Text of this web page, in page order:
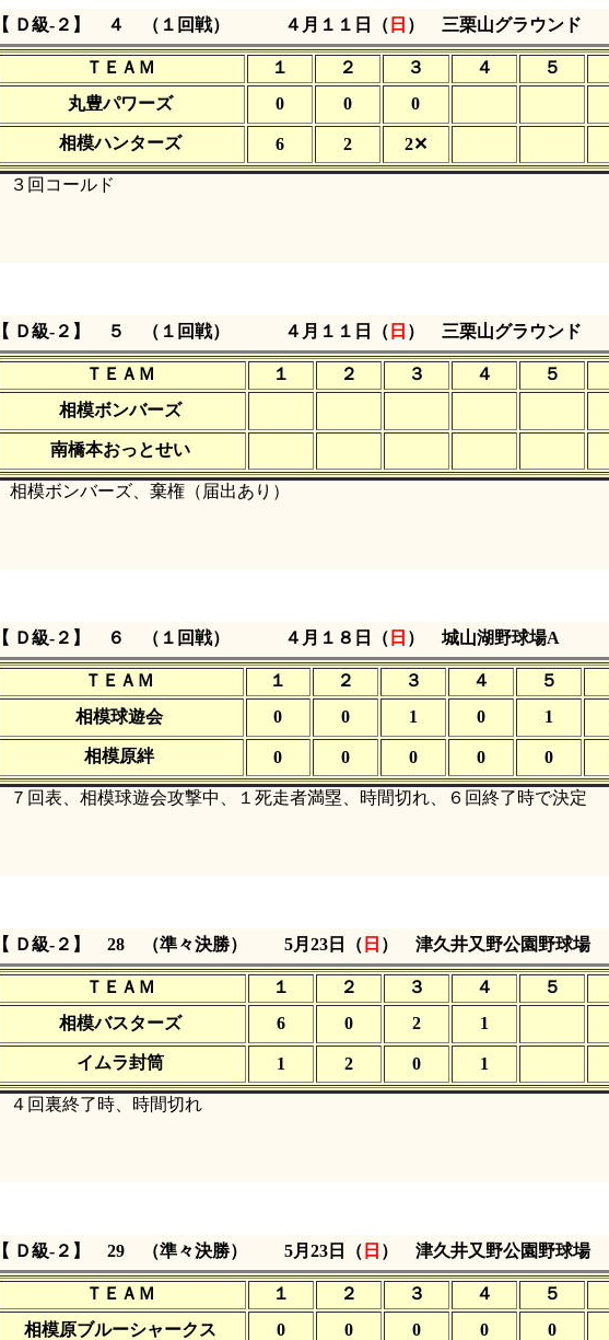
【 Ｄ級‐２】 ４ （１回戦） ４月１１日（ 日 ） 三栗山グラウンド
ＴＥＡＭ １ ２ ３ ４ ５
丸豊パワーズ
0 0 0
相模ハンターズ 6 2 2✕
３回コールド
【 Ｄ級‐２】 ５ （１回戦） ４月１１日（ 日 ） 三栗山グラウンド
ＴＥＡＭ １ ２ ３ ４ ５
相模ボンバーズ
南橋本おっとせい
相模ボンバーズ、棄権（届出あり）
【 Ｄ級‐２】 ６ （１回戦） ４月１８日（ 日 ） 城山湖野球場A
ＴＥＡＭ １ ２ ３ ４ ５
相模球遊会
0 0 1 0 1
相模原絆 0 0 0 0 0
７回表、相模球遊会攻撃中、１死走者満塁、時間切れ、６回終了時で決定
【 Ｄ級‐２】 28 （準々決勝） 5月23日（ 日 ） 津久井又野公園野球場
ＴＥＡＭ １ ２ ３ ４ ５
相模バスターズ
6 0 2 1
イムラ封筒 1 2 0 1
４回裏終了時、時間切れ
【 Ｄ級‐２】 29 （準々決勝） 5月23日（ 日 ） 津久井又野公園野球場
ＴＥＡＭ １ ２ ３ ４ ５
相模原ブルーシャークス
0 0 0 0 0